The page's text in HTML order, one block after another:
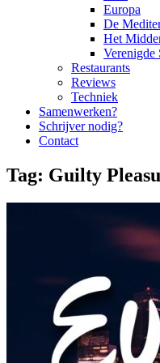
Europa
De
Het
Restaurants
Reviews
Techniek
Samenwerken?
Schrijver nodig?
Contact
Tag: Guilty